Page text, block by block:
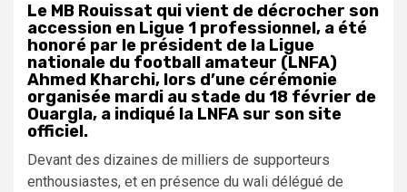
Le MB Rouissat qui vient de décrocher son
accession en Ligue 1 professionnel, a été
honoré par le président de la Ligue
nationale du football amateur (LNFA)
Ahmed Kharchi, lors d’une cérémonie
organisée mardi au stade du 18 février de
Ouargla, a indiqué la LNFA sur son site
officiel.
Devant des dizaines de milliers de supporteurs
enthousiastes, et en présence du wali délégué de